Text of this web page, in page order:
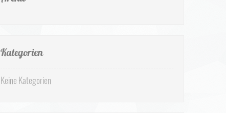
Kategorien
Keine Kategorien